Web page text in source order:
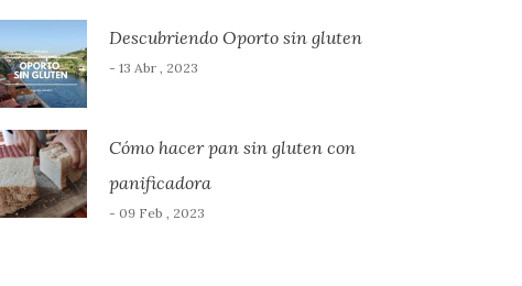
Descubriendo Oporto sin gluten
- 13 Abr , 2023
Cómo hacer pan sin gluten con
panificadora
- 09 Feb , 2023